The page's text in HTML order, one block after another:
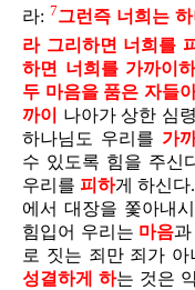
라: 7그런즉 너희는
라 그리하면 너희를
하면 너희를 가까이
두 마음을 품은 자들
까이 나아가 상한 심
하나님도 우리를 가
수 있도록 힘을 주신
우리를 피하게 하신다
에서 대장을 쫓아내
힘입어 우리는 마음과
로 짓는 죄만 죄가 아
성결하게 하는 것은